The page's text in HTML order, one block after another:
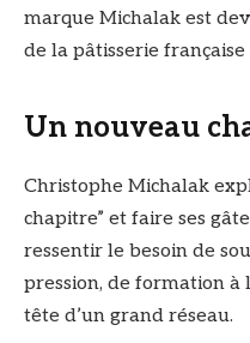
marque Michalak est
de la pâtisserie
Un nouveau
Christophe Michalak
chapitre” et faire ses
ressentir le besoin de
pression, de formation à
tête d’un grand réseau.